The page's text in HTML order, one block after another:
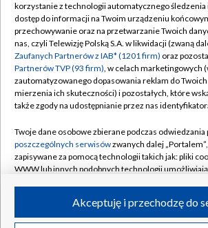
TVP
Abonament TVP
Emisja w TVP
Centrum informacji TVP
Naziemna Telewizja Cyfrowa
Rada Programowa
System NOS
Informacje o nadawcy
Program dla prasy
Regulamin TVP
Polityka
Moje zgody
Pomoc
Kontakt
Kanały
©2026 Telewizja Polska S.A. w
korzystanie z technologii automatycznego śledzenia
dostęp do informacji na Twoim urządzeniu
przechowywanie oraz na przetwarzanie Twoich
nas, czyli Telewizję Polską S.A. w likwidacji (zwaną
Zaufanych Partnerów z IAB* (1201 firm) oraz
Partnerów TVP (93 firm), w celach marketingowych
zautomatyzowanego dopasowania reklam do
mierzenia ich skuteczności) i pozostałych, które
także zgody na udostępnianie przez nas
Twoje dane osobowe zbierane podczas odwiedzania
poszczególnych serwisówzwanych dalej
zapisywane za pomocą technologii takich jak: pliki
WWW lub innych podobnych technologii
ruchu w Internecie.Akceptuję i przechodzę do